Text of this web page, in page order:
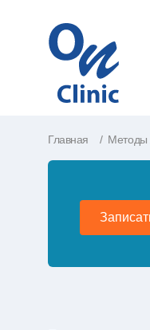
Главная Методы